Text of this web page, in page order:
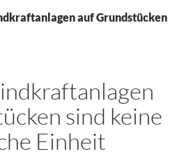
auf Grundstücken
sind keine
Einheit